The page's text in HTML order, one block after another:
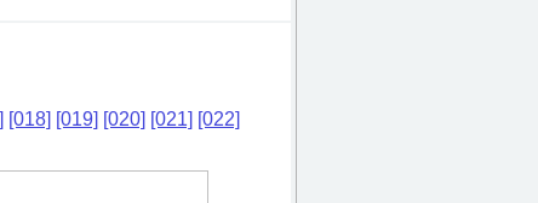
[018] [019] [020] [021] [022]